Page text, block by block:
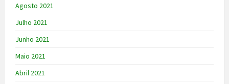
Agosto 2021
Julho 2021
Junho 2021
Maio 2021
Abril 2021